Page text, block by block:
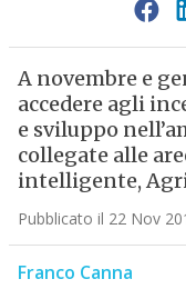
A novembre e
accedere agli
e sviluppo
collegate alle
intelligente,
Pubblicato il 22 Nov
Franco Canna